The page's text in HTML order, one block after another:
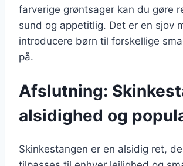
farverige grøntsager kan du gøre
sund og appetitlig. Det er en sjov
introducere børn til forskellige
på.
Afslutning:
alsidighed og
Skinkestangen er en alsidig ret,